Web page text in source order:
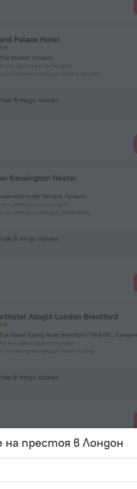
престоя в Лондон
Palace Hotel
Strand, Лондон
от центъра на Лондон
от метростанция Covent Garden
в този хотел
Kensington Hostel
Terrace, Лондон
от центъра на Лондон
от метростанция Queensway
в този хотел
Adagio London Brentford
Tower Ealing Road Brentford TW8 0FL, Лондон
км от центъра на Лондон
от метростанция South Ealing
в този хотел
Guildford Street, Лондон
от центъра на Лондон